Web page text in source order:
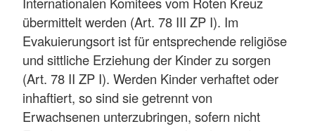
übermittelt werden (Art. 78 III ZP I). Im
Evakuierungsort ist für entsprechende religiöse
und sittliche Erziehung der Kinder zu sorgen
(Art. 78 II ZP I). Werden Kinder verhaftet oder
inhaftiert, so sind sie getrennt von
Erwachsenen unterzubringen, sofern nicht